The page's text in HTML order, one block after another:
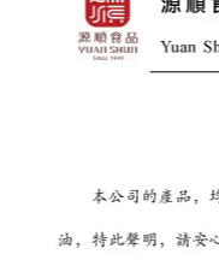
用後，請務必將袋口密封